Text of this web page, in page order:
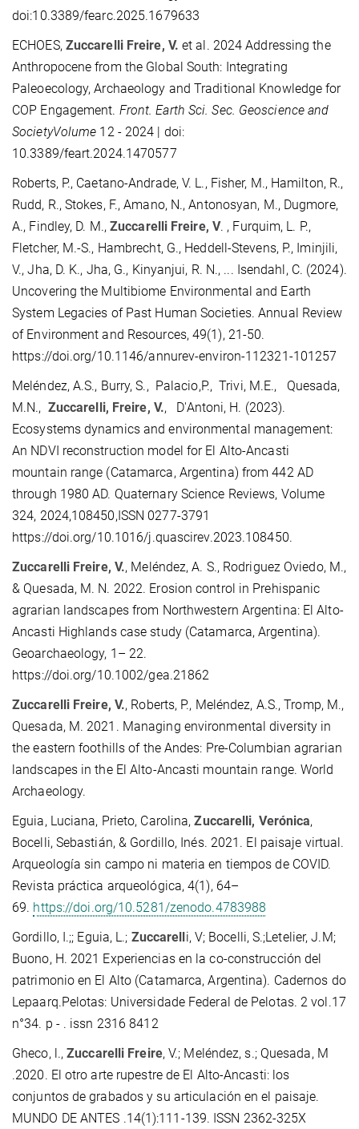
doi:10.3389/fearc.2025.1679633
ECHOES, Zuccarelli Freire, V. et al. 2024 Addressing the
Anthropocene from the Global South: Integrating
Paleoecology, Archaeology and Traditional Knowledge for
COP Engagement. Front. Earth Sci. Sec. Geoscience and
SocietyVolume 12 - 2024 | doi:
10.3389/feart.2024.1470577
Roberts, P., Caetano-Andrade, V. L., Fisher, M., Hamilton, R.,
Rudd, R., Stokes, F., Amano, N., Antonosyan, M., Dugmore,
A., Findley, D. M., Zuccarelli Freire, V. , Furquim, L. P.,
Fletcher, M.-S., Hambrecht, G., Heddell-Stevens, P., Iminjili,
V., Jha, D. K., Jha, G., Kinyanjui, R. N., ... Isendahl, C. (2024).
Uncovering the Multibiome Environmental and Earth
System Legacies of Past Human Societies. Annual Review
of Environment and Resources, 49(1), 21-50.
https://doi.org/10.1146/annurev-environ-112321-101257
Meléndez, A.S., Burry, S., Palacio,P., Trivi, M.E., Quesada,
M.N., Zuccarelli, Freire, V., D'Antoni, H. (2023).
Ecosystems dynamics and environmental management:
An NDVI reconstruction model for El Alto-Ancasti
mountain range (Catamarca, Argentina) from 442 AD
through 1980 AD. Quaternary Science Reviews, Volume
324, 2024,108450,ISSN 0277-3791
https://doi.org/10.1016/j.quascirev.2023.108450.
Zuccarelli Freire, V., Meléndez, A. S., Rodriguez Oviedo, M.,
& Quesada, M. N. 2022. Erosion control in Prehispanic
agrarian landscapes from Northwestern Argentina: El Alto-
Ancasti Highlands case study (Catamarca, Argentina).
Geoarchaeology, 1– 22.
https://doi.org/10.1002/gea.21862
Zuccarelli Freire, V., Roberts, P., Meléndez, A.S., Tromp, M.,
Quesada, M. 2021. Managing environmental diversity in
the eastern foothills of the Andes: Pre-Columbian agrarian
landscapes in the El Alto-Ancasti mountain range. World
Archaeology.
Eguia, Luciana, Prieto, Carolina,Zuccarelli, Verónica,
Bocelli, Sebastián, & Gordillo, Inés. 2021. El paisaje virtual.
Arqueología sin campo ni materia en tiempos de COVID.
Revista práctica arqueológica, 4(1), 64–
69. https://doi.org/10.5281/zenodo.4783988
Gordillo, I.;; Eguia, L.; Zuccarelli, V; Bocelli, S.;Letelier, J.M;
Buono, H. 2021 Experiencias en la co-construcción del
patrimonio en El Alto (Catamarca, Argentina). Cadernos do
Lepaarq.Pelotas: Universidade Federal de Pelotas. 2 vol.17
n°34. p - . issn 2316 8412
Gheco, l.,Zuccarelli Freire, V.; Meléndez, s.; Quesada, M
.2020. El otro arte rupestre de El Alto-Ancasti: los
conjuntos de grabados y su articulación en el paisaje.
MUNDO DE ANTES .14(1):111-139. ISSN 2362-325X